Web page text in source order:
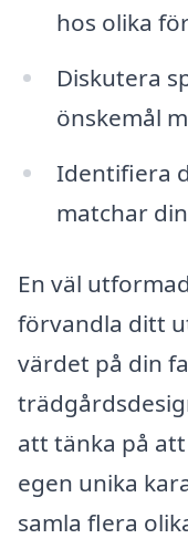
hos olika
Diskutera
önskemål
Identifiera
matchar
En väl
förvandla ditt
värdet på din
att tänka på
egen unika
samla flera